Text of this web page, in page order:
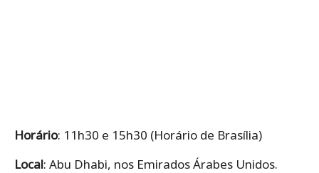
Horário: 11h30 e 15h30 (Horário de Brasília)
Local: Abu Dhabi, nos Emirados Árabes Unidos.